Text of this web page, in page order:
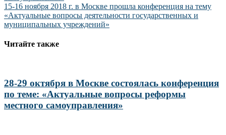
по
записям
15-16 ноября 2018 г. в Москве прошла конференция на тему
«Актуальные вопросы деятельности государственных и
муниципальных учреждений»
Читайте также
28-29 октября в Москве состоялась конференция
по теме: «Актуальные вопросы реформы
местного самоуправления»